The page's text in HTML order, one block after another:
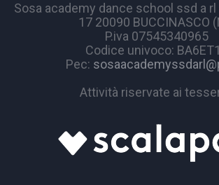
Sosa academy dance school ssd a
17 20090 BUCCINASCO
P.iva 07545340965
Codice univoco:
Pec:
Attività riservate ai